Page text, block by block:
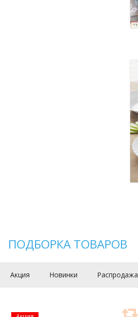
ПОДБОРКА ТОВАРОВ
Акция Новинки Распродажа